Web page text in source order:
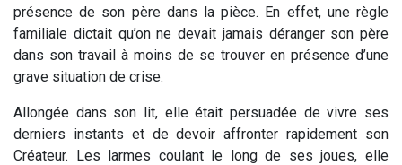
présence de son père dans la pièce. En effet, une règle
familiale dictait qu’on ne devait jamais déranger son père
dans son travail à moins de se trouver en présence d’une
grave situation de crise.
Allongée dans son lit, elle était persuadée de vivre ses
derniers instants et de devoir affronter rapidement son
Créateur. Les larmes coulant le long de ses joues, elle